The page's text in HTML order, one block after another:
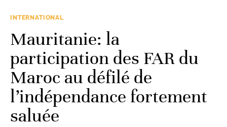
INTERNATIONAL
Mauritanie: la
participation des FAR du
Maroc au défilé de
l’indépendance fortement
saluée